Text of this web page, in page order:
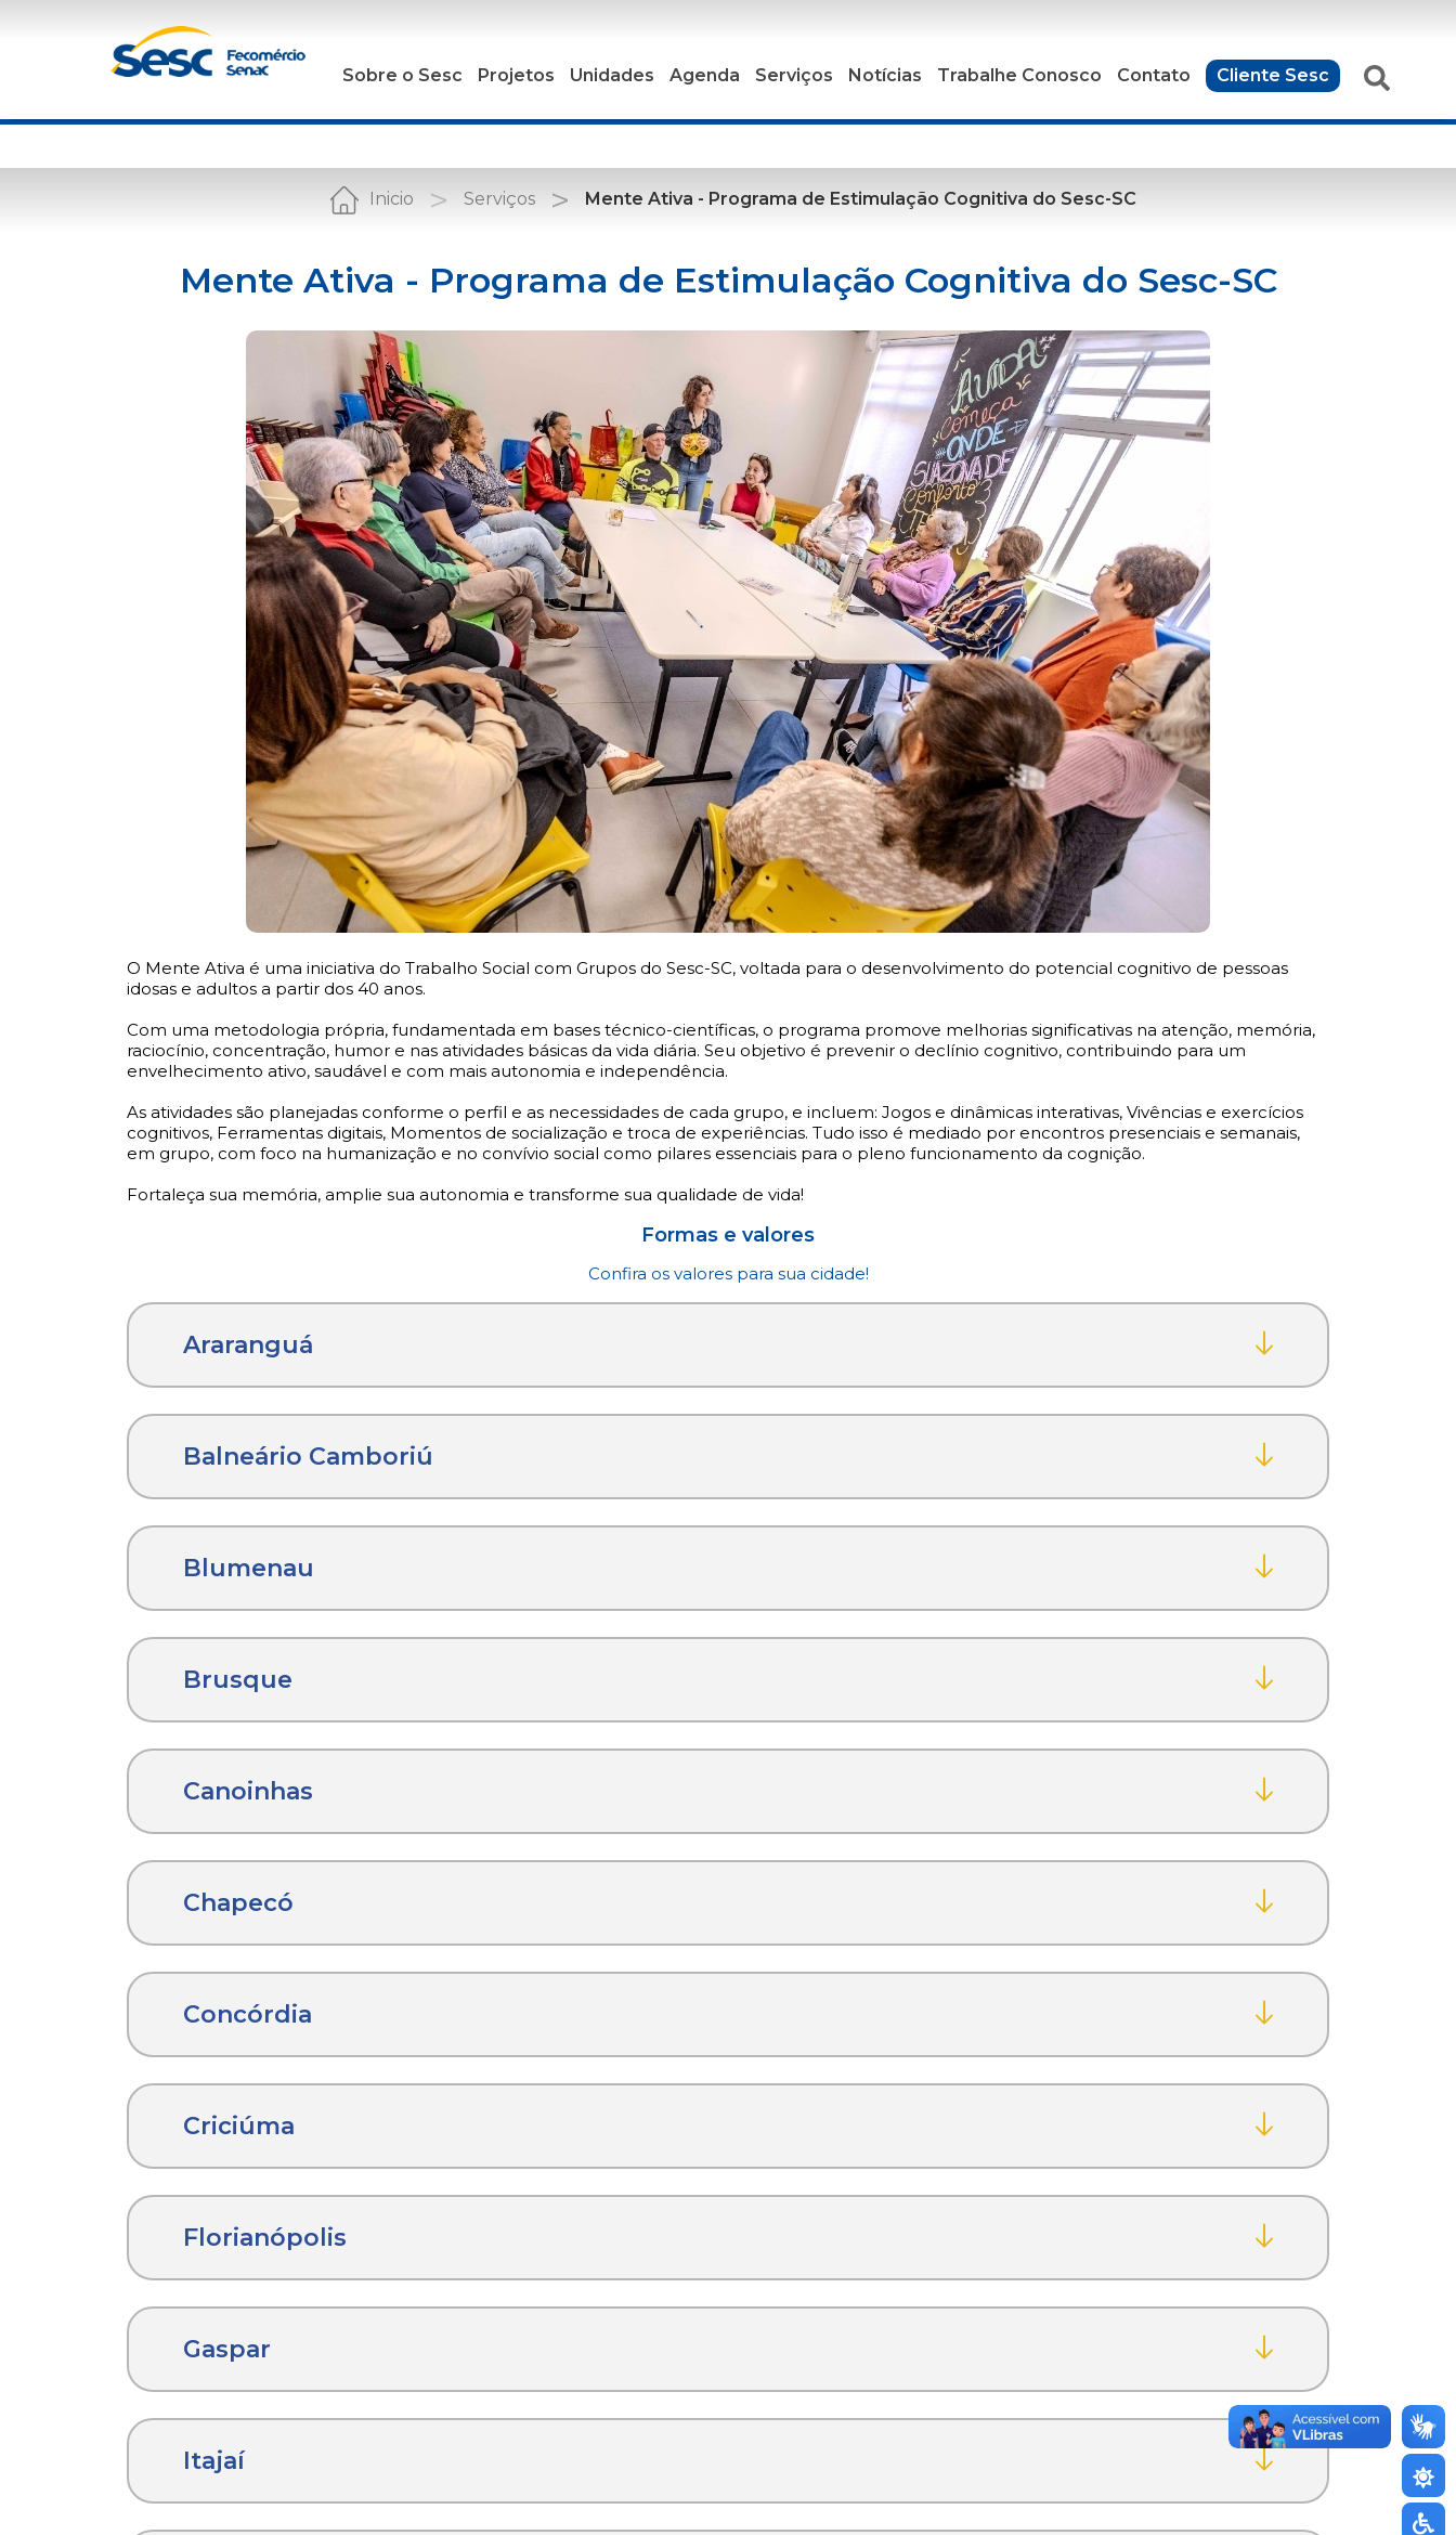
Sobre o Sesc Projetos Unidades Agenda Serviços Notícias Trabalhe Conosco Contato Cliente Sesc
Inicio Serviços Mente Ativa - Programa de Estimulação Cognitiva do Sesc-SC
Mente Ativa - Programa de Estimulação Cognitiva do Sesc-SC
O Mente Ativa é uma iniciativa do Trabalho Social com Grupos do Sesc-SC, voltada para o desenvolvimento do potencial cognitivo de pessoas
idosas e adultos a partir dos 40 anos.
Com uma metodologia própria, fundamentada em bases técnico-científicas, o programa promove melhorias significativas na atenção, memória,
raciocínio, concentração, humor e nas atividades básicas da vida diária. Seu objetivo é prevenir o declínio cognitivo, contribuindo para um
envelhecimento ativo, saudável e com mais autonomia e independência.
As atividades são planejadas conforme o perfil e as necessidades de cada grupo, e incluem: Jogos e dinâmicas interativas, Vivências e exercícios
cognitivos, Ferramentas digitais, Momentos de socialização e troca de experiências. Tudo isso é mediado por encontros presenciais e semanais,
em grupo, com foco na humanização e no convívio social como pilares essenciais para o pleno funcionamento da cognição.
Fortaleça sua memória, amplie sua autonomia e transforme sua qualidade de vida!
Formas e valores
Confira os valores para sua cidade!
Araranguá
Balneário Camboriú
Blumenau
Brusque
Canoinhas
Chapecó
Concórdia
Criciúma
Florianópolis
Gaspar
Itajaí